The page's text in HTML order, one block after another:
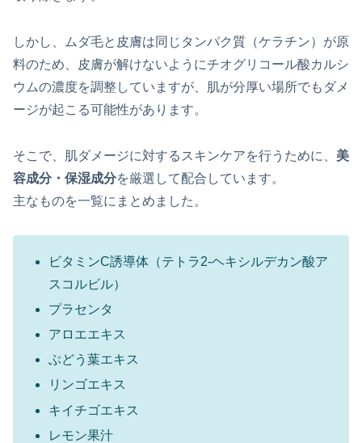
しかし、ムダ毛と皮膚は同じタンパク質（ケラチン）が原
料のため、皮膚が解けないようにチオグリコール酸カルシ
ウムの濃度を調整していますが、肌が分厚い場所でもダメ
ージが起こる可能性があります。
そこで、肌ダメージに対するスキンケアを行うために、 美
容成分・保湿成分を厳選して配合しています。
主なものを一覧にまとめました。
ビタミンC誘導体（テトラ2-ヘキシルデカン酸ア
スコルビル）
プラセンタ
アロエエキス
ぶどう葉エキス
リンゴエキス
キイチゴエキス
レモン果汁